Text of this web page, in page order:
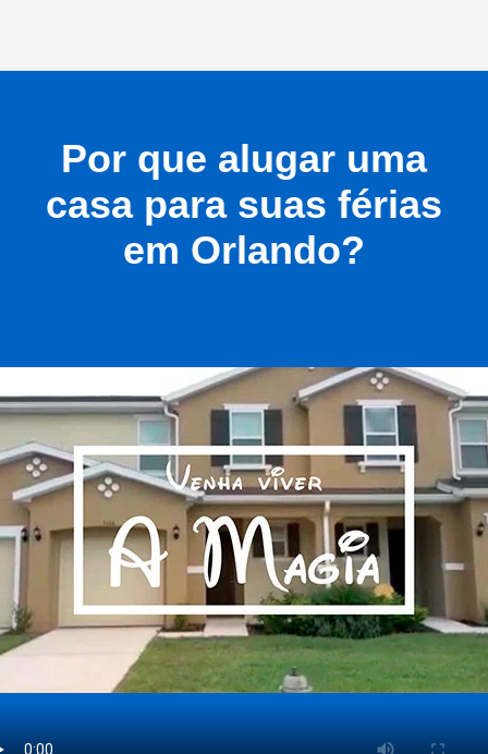
Por que alugar uma
casa para suas férias
em Orlando?